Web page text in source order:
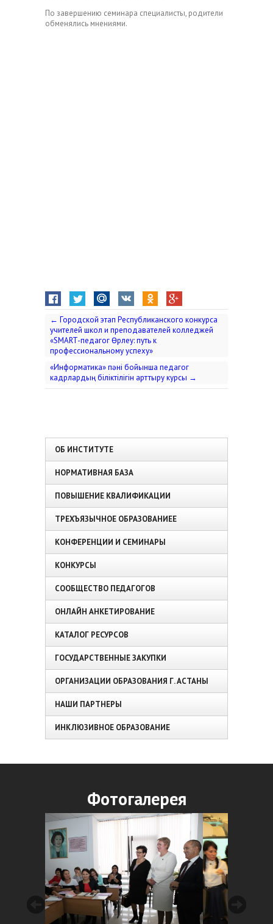
По завершению семинара специалисты, родители
обменялись мнениями.
← Городской этап Республиканского конкурса
учителей школ и преподавателей колледжей
«SMART-педагог Өрлеу: путь к
профессиональному успеху»
«Информатика» пәні бойынша педагог
кадрлардың біліктілігін арттыру курсы →
ОБ ИНСТИТУТЕ
НОРМАТИВНАЯ БАЗА
ПОВЫШЕНИЕ КВАЛИФИКАЦИИ
ТРЕХЪЯЗЫЧНОЕ ОБРАЗОВАНИЕЕ
КОНФЕРЕНЦИИ И СЕМИНАРЫ
КОНКУРСЫ
СООБЩЕСТВО ПЕДАГОГОВ
ОНЛАЙН АНКЕТИРОВАНИЕ
КАТАЛОГ РЕСУРСОВ
ГОСУДАРСТВЕННЫЕ ЗАКУПКИ
ОРГАНИЗАЦИИ ОБРАЗОВАНИЯ Г. АСТАНЫ
НАШИ ПАРТНЕРЫ
ИНКЛЮЗИВНОЕ ОБРАЗОВАНИЕ
Фотогалерея